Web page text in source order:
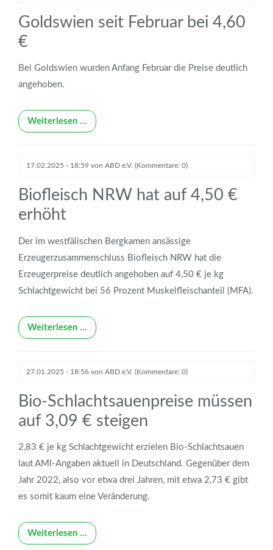
Goldswien seit Februar bei 4,60
€
Bei Goldswien wurden Anfang Februar die Preise deutlich
angehoben.
Weiterlesen …
17.02.2025 - 18:59 von ABD e.V. (Kommentare: 0)
Biofleisch NRW hat auf 4,50 €
erhöht
Der im westfälischen Bergkamen ansässige
Erzeugerzusammenschluss Biofleisch NRW hat die
Erzeugerpreise deutlich angehoben auf 4,50 € je kg
Schlachtgewicht bei 56 Prozent Muskelfleischanteil (MFA).
Weiterlesen …
27.01.2025 - 18:56 von ABD e.V. (Kommentare: 0)
Bio-Schlachtsauenpreise müssen
auf 3,09 € steigen
2,83 € je kg Schlachtgewicht erzielen Bio-Schlachtsauen
laut AMI-Angaben aktuell in Deutschland. Gegenüber dem
Jahr 2022, also vor etwa drei Jahren, mit etwa 2,73 € gibt
es somit kaum eine Veränderung.
Weiterlesen …